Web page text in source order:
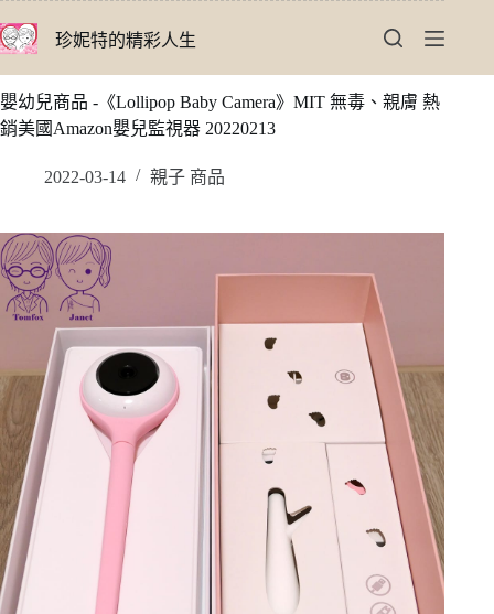
至
要
內
珍妮特的精彩人生
嬰幼兒商品 -《Lollipop Baby Camera》MIT 無毒、親膚 熱
銷美國Amazon嬰兒監視器 20220213
2022-03-14 親子 商品